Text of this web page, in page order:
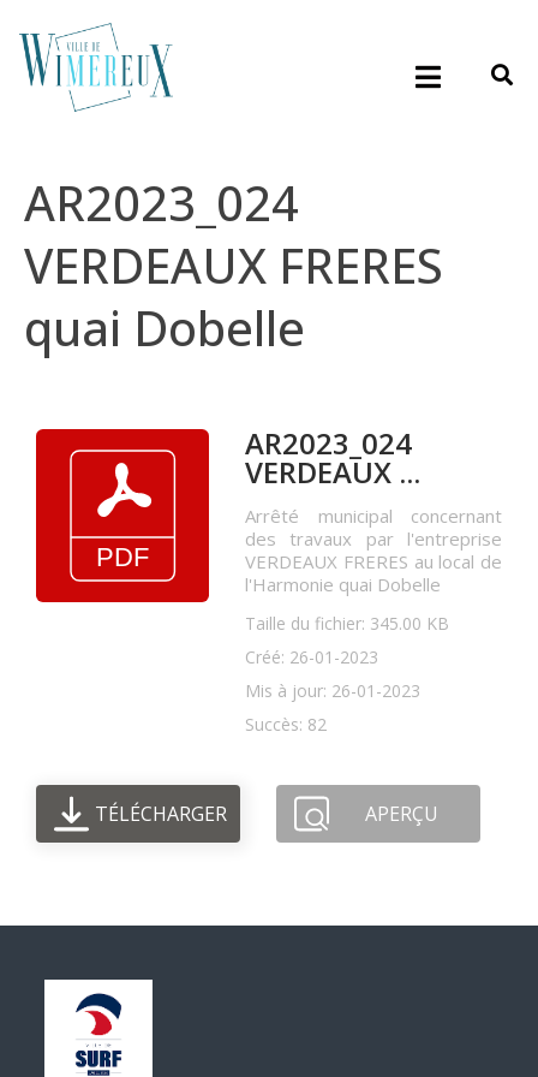
AR2023_024
VERDEAUX FRERES
quai Dobelle
AR2023_024
VERDEAUX ...
Arrêté municipal concernant
des travaux par l'entreprise
VERDEAUX FRERES au local de
l'Harmonie quai Dobelle
Taille du fichier: 345.00 KB
Créé: 26-01-2023
Mis à jour: 26-01-2023
Succès: 82
TÉLÉCHARGER APERÇU